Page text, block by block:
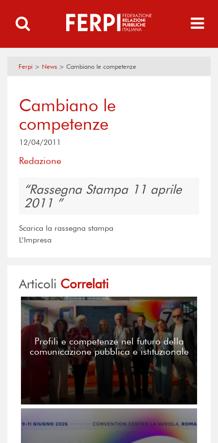
Ferpi > News > Cambiano le competenze
Cambiano le
competenze
12/04/2011
Redazione
Rassegna Stampa 11 aprile
2011
Scarica la rassegna stampa
L’Impresa
Articoli Correlati
Profili e competenze nel futuro della
comunicazione pubblica e istituzionale